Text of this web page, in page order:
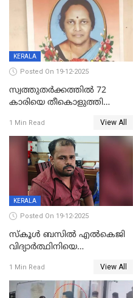
KERALA
Posted On 19-12-2025
സ്വത്തുതര്‍ക്കത്തില്‍ 72
കാരിയെ തീകൊളുത്തി
ക്രൂരകൊലപാതകത്തില്‍
സഹോദരിപുത്രന് ജീവപര്യന്തം
1 Min Read View All
KERALA
Posted On 19-12-2025
സ്കൂൾ ബസിൽ എൽകെജി
വിദ്യാര്‍ത്ഥിനിയെ
ക്ലീനര്‍ പിടിയിൽ
1 Min Read View All